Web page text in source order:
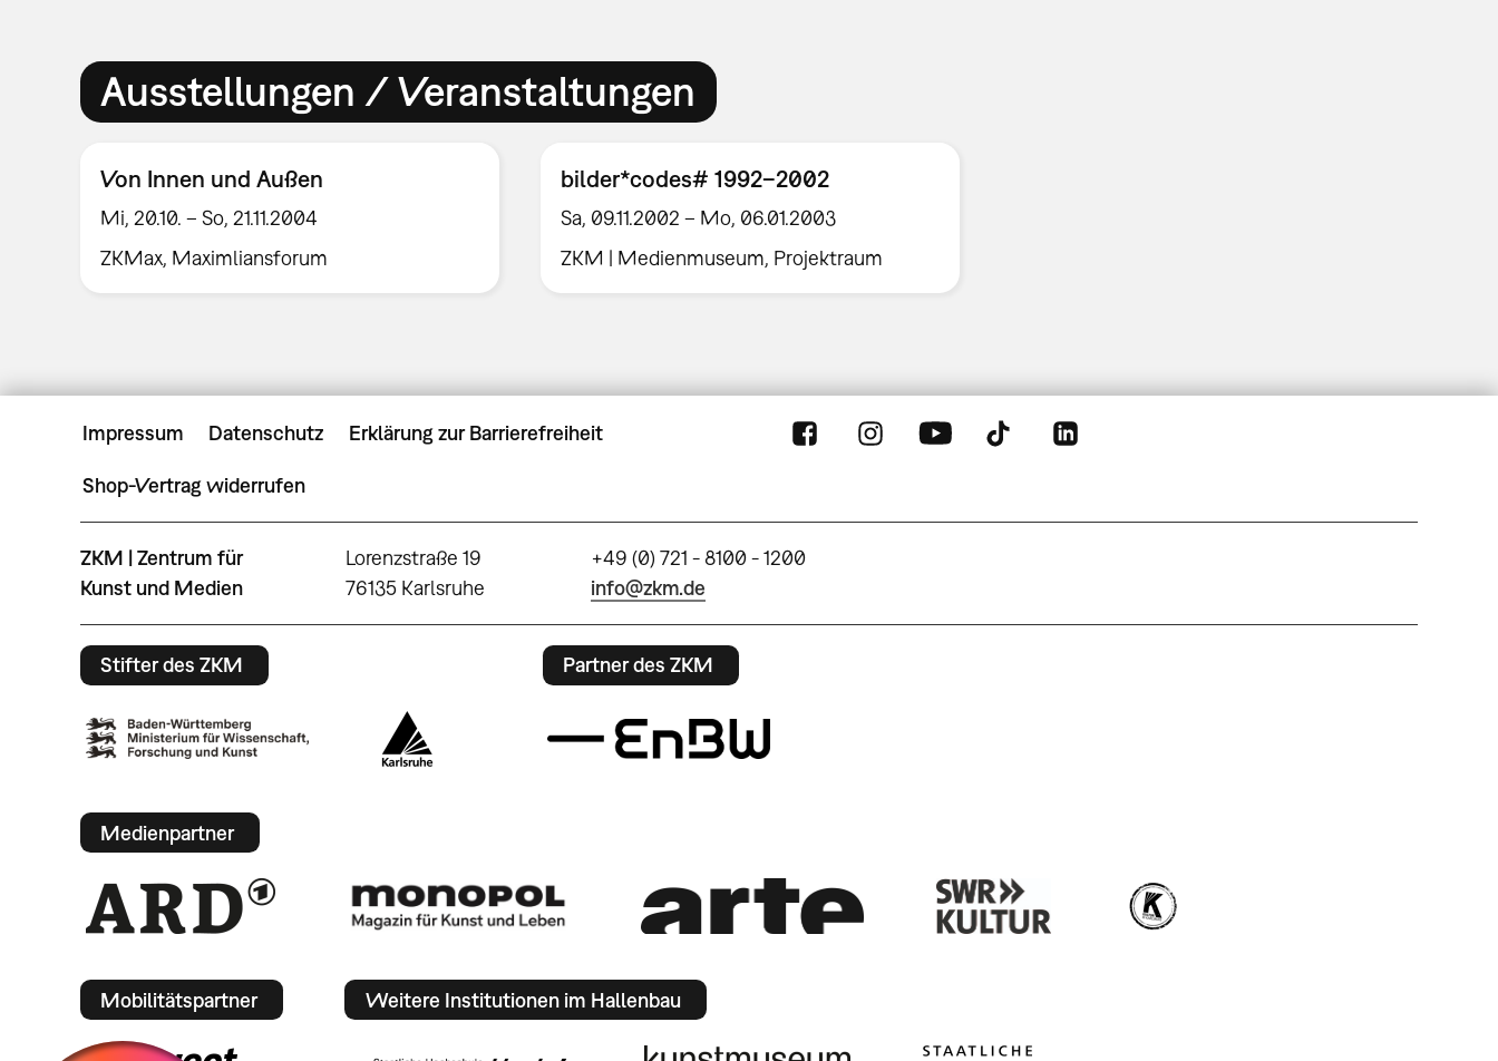
Ausstellungen / Veranstaltungen
Von Innen und Außen
Mi, 20.10. – So, 21.11.2004
ZKMax, Maximliansforum
bilder*codes# 1992–2002
Sa, 09.11.2002 – Mo, 06.01.2003
ZKM | Medienmuseum, Projektraum
Impressum Datenschutz Erklärung zur Barrierefreiheit
Shop-Vertrag widerrufen
ZKM | Zentrum für
Kunst und Medien
Lorenzstraße 19
76135 Karlsruhe
+49 (0) 721 - 8100 - 1200
info@zkm.de
Stifter des ZKM Partner des ZKM
Medienpartner
Mobilitätspartner Weitere Institutionen im Hallenbau